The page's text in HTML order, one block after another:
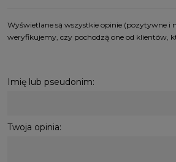
Wyświetlane są wszystkie opinie (pozytywne i
weryfikujemy, czy pochodzą one od klientów,
Imię lub pseudonim:
Twoja opinia: